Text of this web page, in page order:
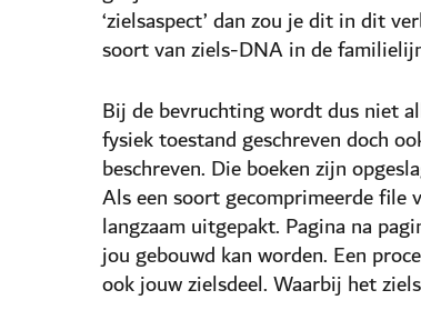
‘zielsaspect’ dan zou je dit in dit
soort van ziels-DNA in de
Bij de bevruchting wordt dus niet
fysiek toestand geschreven doch
beschreven. Die boeken zijn
Als een soort gecomprimeerde file
langzaam uitgepakt. Pagina na
jou gebouwd kan worden. Een
ook jouw zielsdeel. Waarbij het